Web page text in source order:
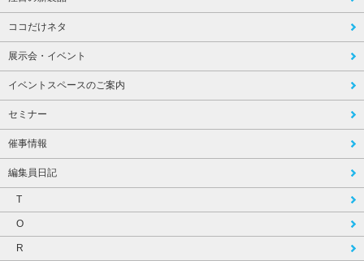
ココだけネタ
展示会・イベント
イベントスペースのご案内
セミナー
催事情報
編集員日記
T
O
R